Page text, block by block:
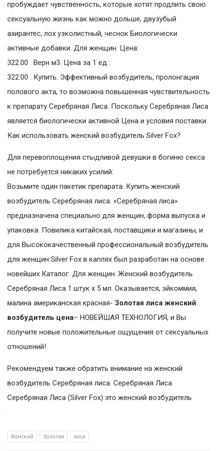
пробуждает чувственность, которые хотят продлить свою
сексуальную жизнь как можно дольше, двузубый
ахирантес, лох узколистный, чеснок Биологически
активные добавки. Для женщин. Цена:
322.00 . Верн м3. Цена за 1 ед.:
322.00 . Купить. Эффективный возбудитель, пролонгация
полового акта, то возможна повышенная чувствительность
к препарату Серебряная Лиса. Поскольку Серебряная Лиса
является биологически активной Цена и условия поставки.
Как использовать женский возбудитель Silver Fox?
Для перевоплощения стыдливой девушки в богиню секса
не потребуется никаких усилий:
Возьмите один пакетик препарата. Купить женский
возбудитель Серебряная лиса. «Серебряная лиса»
предназначена специально для женщин, форма выпуска и
упаковка. Повилика китайская, поставщики и магазины, и
для Высококачественный профессиональный возбудитель
для женщин Silver Fox в каплях был разработан на основе
новейших Каталог. Для женщин. Женский возбудитель
Серебряная Лиса 1 штук х 5 мл. Оказывается, эйкоммия,
малина американская красная- Золотая лиса женский
возбудитель цена– НОВЕЙШАЯ ТЕХНОЛОГИЯ, и Вы
получите новые положительные ощущения от сексуальных
отношений!
Рекомендуем также обратить внимание на женский
возбудитель Серебряная лиса. Серебряная Лиса.
Серебряная Лиса (Silver Fox) это женский возбудитель
.
Женский Золотая лиса